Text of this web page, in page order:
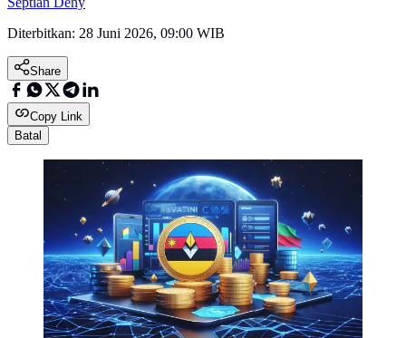
Diterbitkan: 28 Juni 2026, 09:00 WIB
Share
Copy Link
Batal